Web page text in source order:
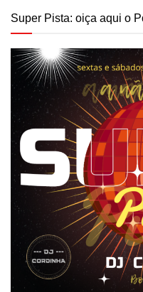
Super Pista: oiça aqui o